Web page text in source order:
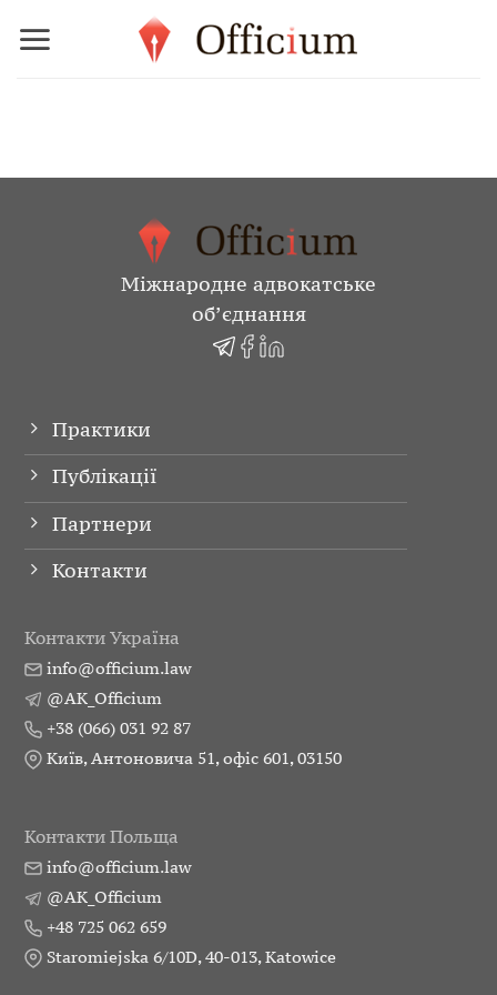
Міжнародне адвокатське
об’єднання
Практики
Публікації
Партнери
Контакти
Контакти Україна
info@officium.law
@AK_Officium
+38 (066) 031 92 87
Київ, Антоновича 51, офіс 601, 03150
Контакти Польща
info@officium.law
@AK_Officium
+48 725 062 659
Staromiejska 6/10D, 40-013, Katowice